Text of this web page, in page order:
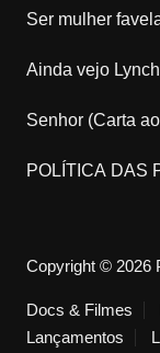
Ser mulher
Ainda vejo
Senhor (Carta
POLÍTICA DAS
Copyright © 2026
Docs & Filmes
Lançamentos